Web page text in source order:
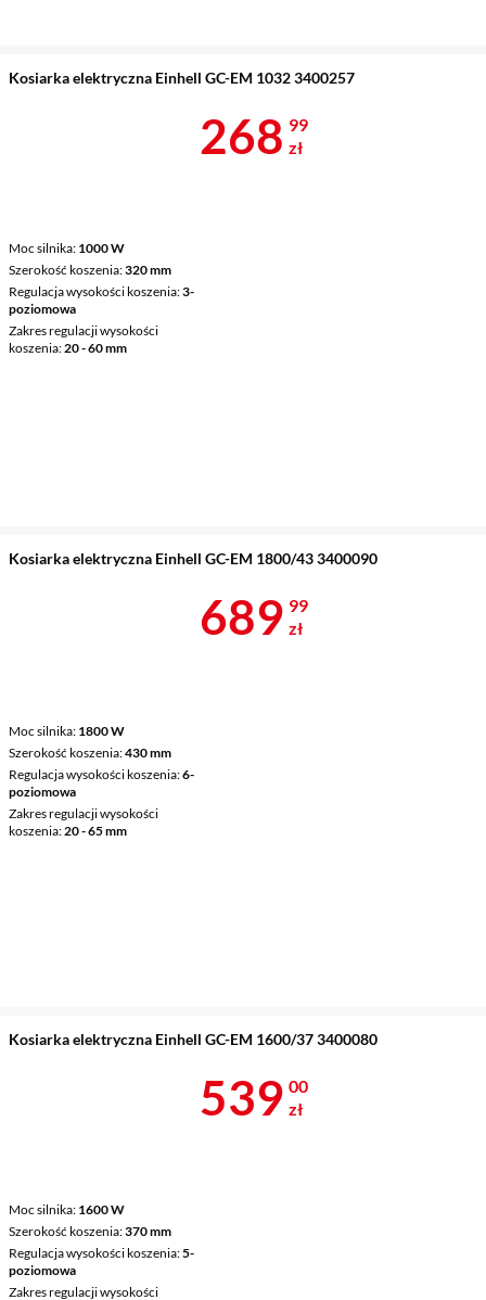
Kosiarka elektryczna Einhell GC-EM 1032 3400257
Moc silnika 1000 W
Szerokość koszenia 320 mm
Regulacja wysokości koszenia 3-
poziomowa
Zakres regulacji wysokości
koszenia 20 - 60 mm
Cena 268,99
268 99
zł
Kosiarka elektryczna Einhell GC-EM 1800/43 3400090
Moc silnika 1800 W
Szerokość koszenia 430 mm
Regulacja wysokości koszenia 6-
poziomowa
Zakres regulacji wysokości
koszenia 20 - 65 mm
Cena 689,99
689 99
zł
Kosiarka elektryczna Einhell GC-EM 1600/37 3400080
Moc silnika 1600 W
Szerokość koszenia 370 mm
Regulacja wysokości koszenia 5-
poziomowa
Zakres regulacji wysokości
Cena 539 zł
539 00
zł